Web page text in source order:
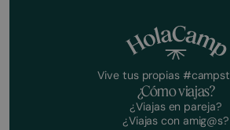
Vive tus propias
¿Cómo viajas?
¿Viajas en pareja?
¿Viajas con amig@s?